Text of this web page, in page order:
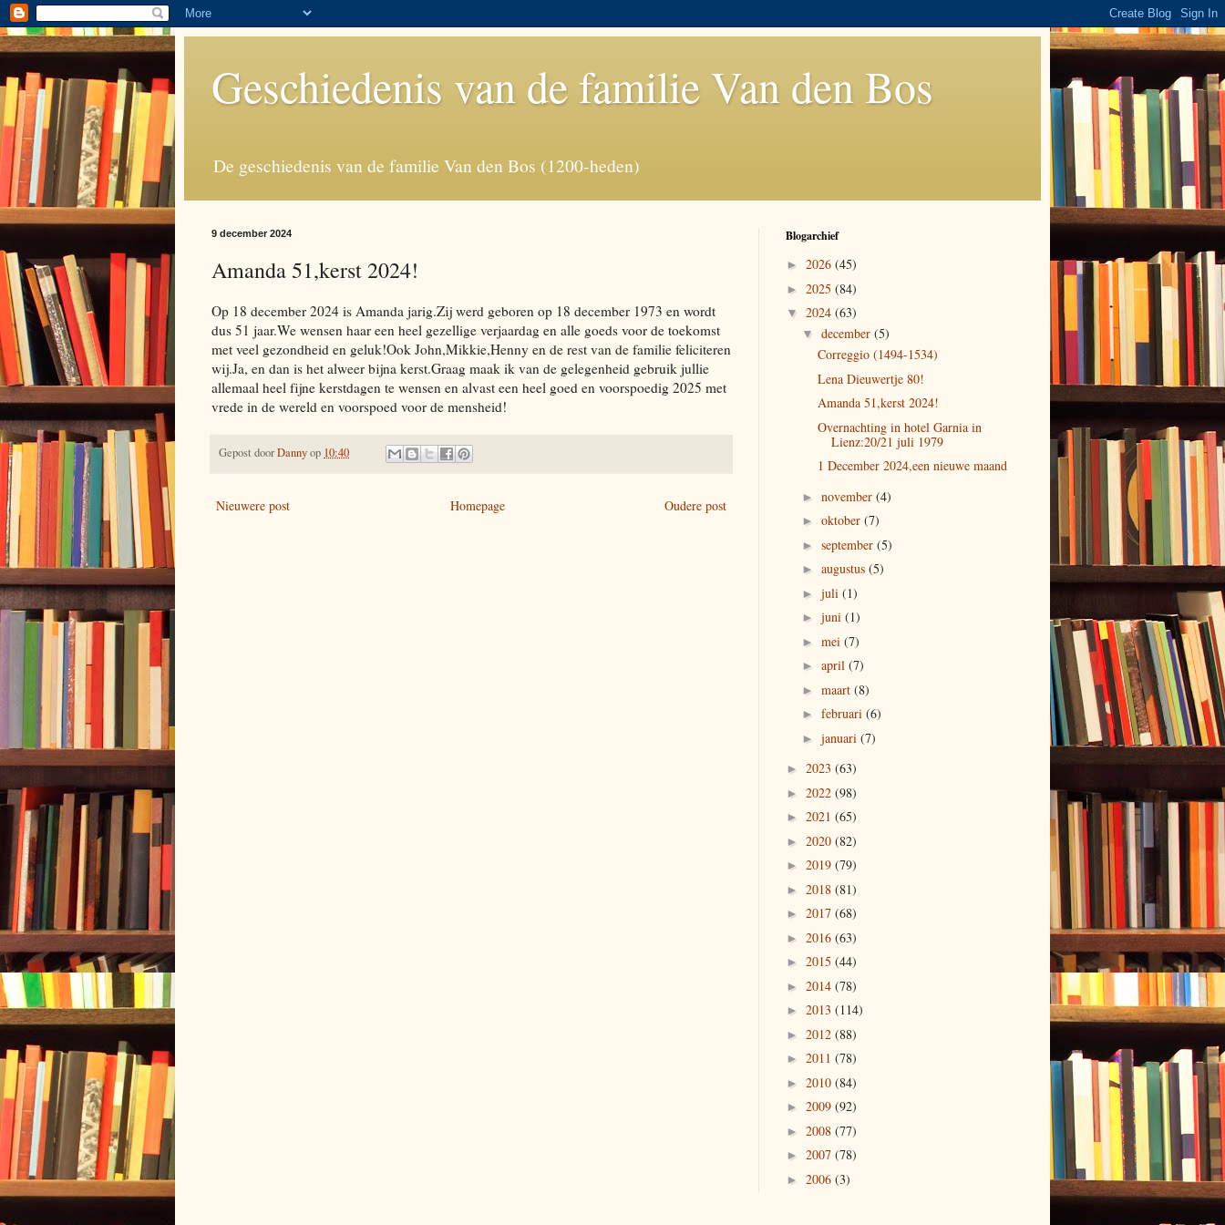
Geschiedenis van de familie Van den Bos
De geschiedenis van de familie Van den Bos (1200-heden)
9 december 2024
Amanda 51,kerst 2024!
Op 18 december 2024 is Amanda jarig.Zij werd geboren op 18 december 1973 en wordt
dus 51 jaar.We wensen haar een heel gezellige verjaardag en alle goeds voor de toekomst
met veel gezondheid en geluk!Ook John,Mikkie,Henny en de rest van de familie feliciteren
wij.Ja, en dan is het alweer bijna kerst.Graag maak ik van de gelegenheid gebruik jullie
allemaal heel fijne kerstdagen te wensen en alvast een heel goed en voorspoedig 2025 met
vrede in de wereld en voorspoed voor de mensheid!
Gepost doorDannyop 10:40
Nieuwere post Oudere post
Homepage
Blogarchief
► 2026 (45)
► 2025 (84)
▼ 2024 (63)
▼ december (5)
Correggio (1494-1534)
Lena Dieuwertje 80!
Amanda 51,kerst 2024!
Overnachting in hotel Garnia in
Lienz:20/21 juli 1979
1 December 2024,een nieuwe maand
► november (4)
► oktober (7)
► september (5)
► augustus (5)
► juli (1)
► juni (1)
► mei (7)
► april (7)
► maart (8)
► februari (6)
► januari (7)
► 2023 (63)
► 2022 (98)
► 2021 (65)
► 2020 (82)
► 2019 (79)
► 2018 (81)
► 2017 (68)
► 2016 (63)
► 2015 (44)
► 2014 (78)
► 2013 (114)
► 2012 (88)
► 2011 (78)
► 2010 (84)
► 2009 (92)
► 2008 (77)
► 2007 (78)
► 2006 (3)